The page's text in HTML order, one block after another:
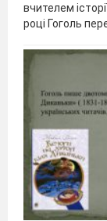
вчителем
році Гоголь